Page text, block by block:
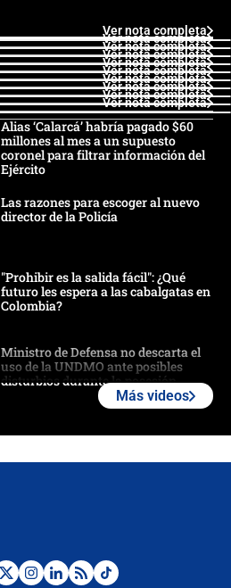
Ver nota completa
Ver nota completa
Ver nota completa
Ver nota completa
Ver nota completa
Ver nota completa
Ver nota completa
Ver nota completa
Ver nota completa
Ver nota completa
Alias ‘Calarcá’ habría pagado $60
millones al mes a un supuesto
coronel para filtrar información del
Ejército
Las razones para escoger al nuevo
director de la Policía
"Prohibir es la salida fácil": ¿Qué
futuro les espera a las cabalgatas en
Colombia?
Ministro de Defensa no descarta el
uso de la UNDMO ante posibles
disturbios durante la posesión
Las seis de las 6 con Juan Lozano |
Más videos